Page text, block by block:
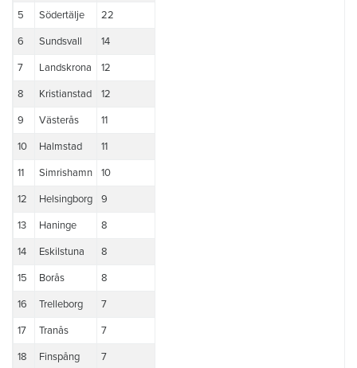
5 Södertälje 22
6 Sundsvall 14
7 Landskrona 12
8 Kristianstad 12
9 Västerås 11
10 Halmstad 11
11 Simrishamn 10
12 Helsingborg 9
13 Haninge 8
14 Eskilstuna 8
15 Borås 8
16 Trelleborg 7
17 Tranås 7
18 Finspång 7